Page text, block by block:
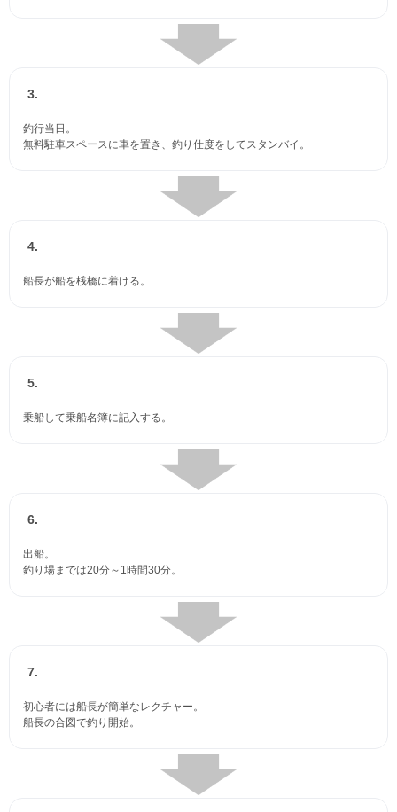
3.
釣行当日。
無料駐車スペースに車を置き、釣り仕度をしてスタンバイ。
4.
船長が船を桟橋に着ける。
5.
乗船して乗船名簿に記入する。
6.
出船。
釣り場までは20分～1時間30分。
7.
初心者には船長が簡単なレクチャー。
船長の合図で釣り開始。